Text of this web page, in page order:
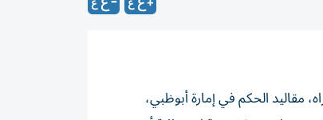
مقاليد الحكم في إمارة أبوظبي،